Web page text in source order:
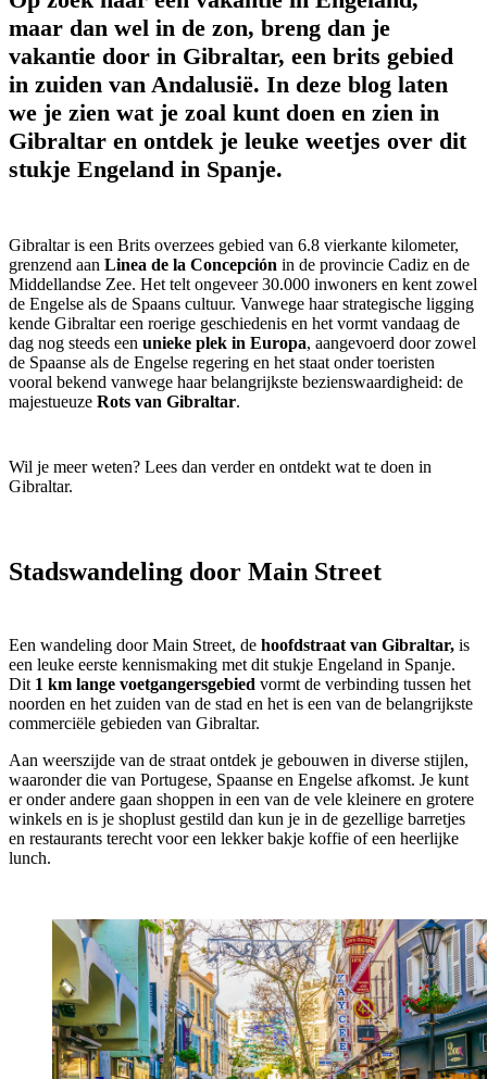
maar dan wel in de zon, breng dan je
vakantie door in Gibraltar, een brits gebied
in zuiden van Andalusië. In deze blog laten
we je zien wat je zoal kunt doen en zien in
Gibraltar en ontdek je leuke weetjes over dit
stukje Engeland in Spanje.
Gibraltar is een Brits overzees gebied van 6.8 vierkante kilometer,
grenzend aan Linea de la Concepción in de provincie Cadiz en de
Middellandse Zee. Het telt ongeveer 30.000 inwoners en kent zowel
de Engelse als de Spaans cultuur. Vanwege haar strategische ligging
kende Gibraltar een roerige geschiedenis en het vormt vandaag de
dag nog steeds een unieke plek in Europa, aangevoerd door zowel
de Spaanse als de Engelse regering en het staat onder toeristen
vooral bekend vanwege haar belangrijkste bezienswaardigheid: de
majestueuze Rots van Gibraltar.
Wil je meer weten? Lees dan verder en ontdekt wat te doen in
Gibraltar.
Stadswandeling door Main Street
Een wandeling door Main Street, de hoofdstraat van Gibraltar, is
een leuke eerste kennismaking met dit stukje Engeland in Spanje.
Dit 1 km lange voetgangersgebied vormt de verbinding tussen het
noorden en het zuiden van de stad en het is een van de belangrijkste
commerciële gebieden van Gibraltar.
Aan weerszijde van de straat ontdek je gebouwen in diverse stijlen,
waaronder die van Portugese, Spaanse en Engelse afkomst. Je kunt
er onder andere gaan shoppen in een van de vele kleinere en grotere
winkels en is je shoplust gestild dan kun je in de gezellige barretjes
en restaurants terecht voor een lekker bakje koffie of een heerlijke
lunch.